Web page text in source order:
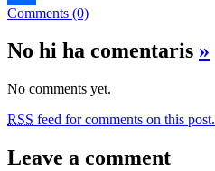
Comparteix
Comments (0)
No hi ha comentaris »
No comments yet.
RSS feed for comments on this post.
Leave a comment